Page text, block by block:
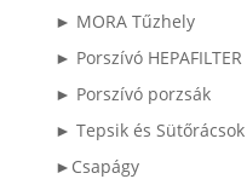
► MORA Tűzhely
► Porszívó HEPAFILTER
► Porszívó porzsák
► Tepsik és Sütőrácsok
►Csapágy